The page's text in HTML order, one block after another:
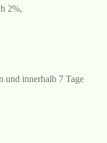
2%,
und innerhalb 7 Tage